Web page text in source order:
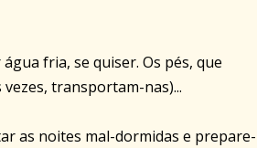
fria, se quiser. Os pés, que
transportam-nas)...
as noites mal-dormidas e prepare-